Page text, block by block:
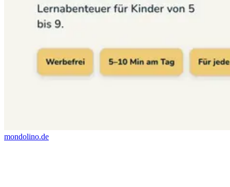
mondolino.de